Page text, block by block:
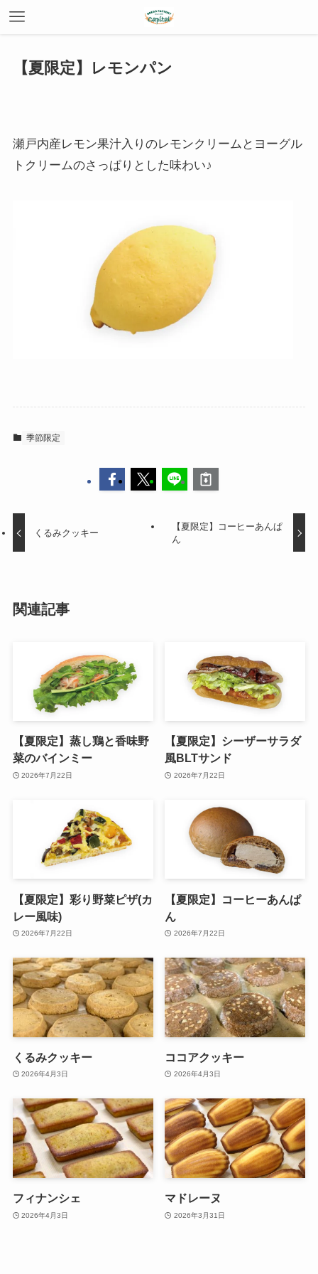
【夏限定】レモンパン
瀬戸内産レモン果汁入りのレモンクリームとヨーグル
トクリームのさっぱりとした味わい♪
季節限定
くるみクッキー
【夏限定】コーヒーあんぱ
ん
関連記事
【夏限定】蒸し鶏と香味野
菜のバインミー
2026年7月22日
【夏限定】シーザーサラダ
風BLTサンド
2026年7月22日
【夏限定】彩り野菜ピザ(カ
レー風味)
2026年7月22日
【夏限定】コーヒーあんぱ
ん
2026年7月22日
くるみクッキー
2026年4月3日
ココアクッキー
2026年4月3日
フィナンシェ
2026年4月3日
マドレーヌ
2026年3月31日